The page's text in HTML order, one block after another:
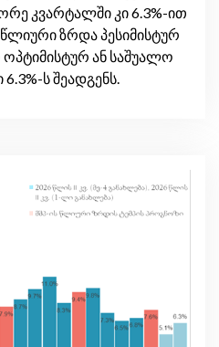
კვარტალში კი 6.3%-ით
ზრდა პესიმისტურ
ან საშუალო
ს შეადგენს.